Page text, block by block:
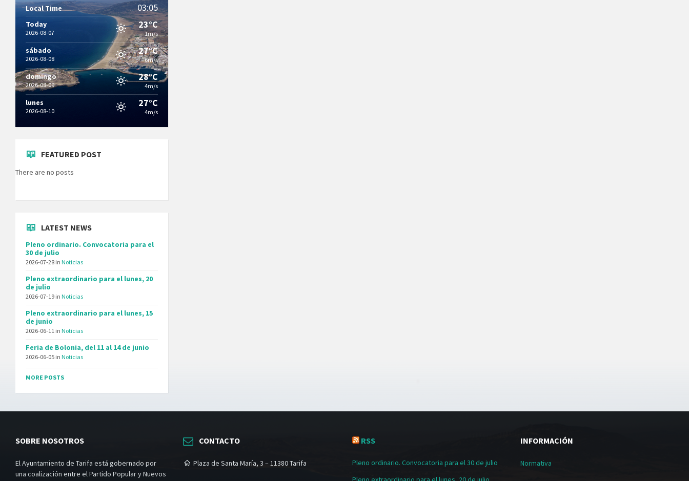
Local Time 03:05
Today
2026-08-07
23°C
1m/s
sábado
2026-08-08
27°C
6m/s
domingo
2026-08-09
28°C
4m/s
lunes
2026-08-10
27°C
4m/s
FEATURED POST
There are no posts
LATEST NEWS
Pleno ordinario. Convocatoria para el
30 de julio
2026-07-28 in Noticias
Pleno extraordinario para el lunes, 20
de julio
2026-07-19 in Noticias
Pleno extraordinario para el lunes, 15
de junio
2026-06-11 in Noticias
Feria de Bolonia, del 11 al 14 de junio
2026-06-05 in Noticias
MORE POSTS
SOBRE NOSOTROS
El Ayuntamiento de Tarifa está gobernado por
una coalización entre el Partido Popular y Nuevos
CONTACTO
Plaza de Santa María, 3 – 11380 Tarifa
RSS
Pleno ordinario. Convocatoria para el 30 de julio
INFORMACIÓN
Normativa